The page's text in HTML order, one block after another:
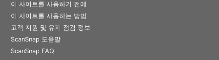
이 사이트를 사용하기 전에
이 사이트를 사용하는 방법
고객 지원 및 유지 점검 정보
ScanSnap 도움말
ScanSnap FAQ